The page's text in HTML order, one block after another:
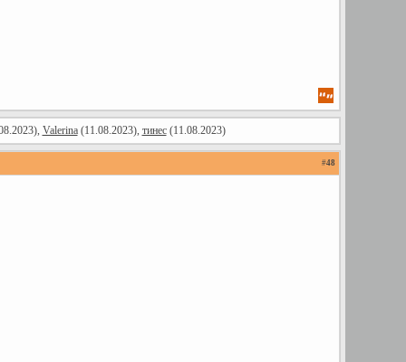
Valerina(11.08.2023), тинес(11.08.2023)
#48